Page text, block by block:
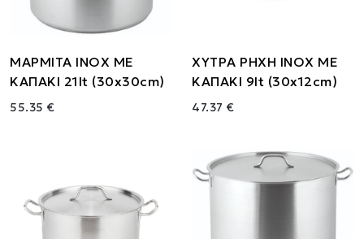
ΜΑΡΜΙΤΑ ΙΝΟΧ ΜΕ
ΚΑΠΑΚΙ 21lt (30x30cm)
55.35 €
ΧΥΤΡΑ ΡΗΧΗ ΙΝΟΧ ΜΕ
ΚΑΠΑΚΙ 9lt (30x12cm)
47.37 €